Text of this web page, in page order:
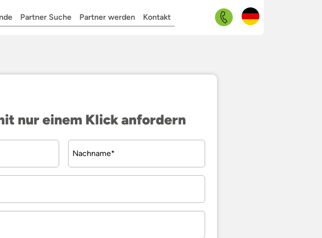
Partner Suche Partner werden Kontakt
Navigation
überspringen
nur einem Klick anfordern
Pflichtfeld
Nachname*